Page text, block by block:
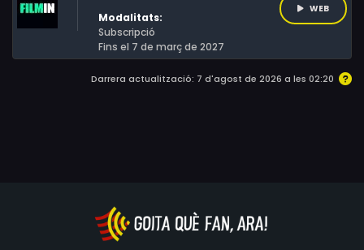
repressiu, en una lloc inclusiu, de manera que ajudi a
reconnectar als nens i les família amb el seu barri.
Modalitats:
Subscripció
Fins el 7 de març de 2027
WEB
Darrera actualització: 7 d'agost de 2026 a les 02:20